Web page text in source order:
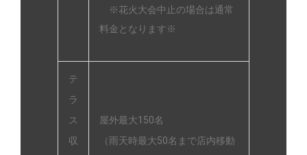
※花火大会中止の場合は通常
料金となります※
テ
ラ
ス
収
屋外最大150名
（雨天時最大50名まで店内移動